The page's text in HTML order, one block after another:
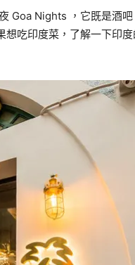
Goa Nights ，它既是酒
吃印度菜，了解一下印